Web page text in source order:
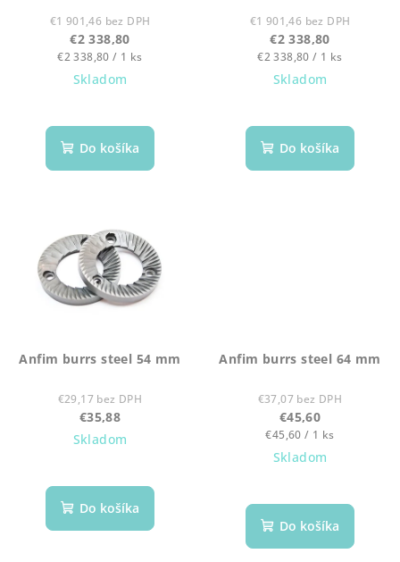
€1 901,46 bez DPH
€2 338,80
Jednotková
cena:
€2 338,80 / 1 ks
Skladom
Do košíka
€1 901,46 bez DPH
€2 338,80
Jednotková
cena:
€2 338,80 / 1 ks
Skladom
Do košíka
Anfim burrs steel 54 mm
€29,17 bez DPH
€35,88
Skladom
Do košíka
Anfim burrs steel 64 mm
€37,07 bez DPH
€45,60
Jednotková
cena:
€45,60 / 1 ks
Skladom
Do košíka